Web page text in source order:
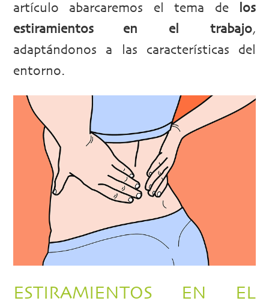
artículo abarcaremos el tema de
los
estiramientos en el trabajo,
adaptándonos a las características del
entorno.
ESTIRAMIENTOS EN EL